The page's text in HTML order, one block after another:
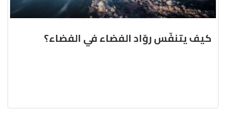
كيف يتنفّس روّاد الفضاء في الفضاء؟